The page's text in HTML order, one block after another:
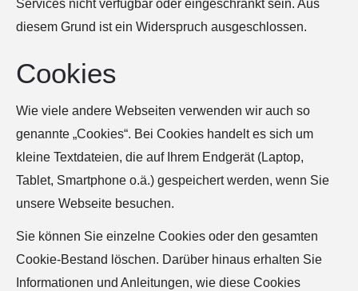
Services nicht verfügbar oder eingeschränkt sein. Aus
diesem Grund ist ein Widerspruch ausgeschlossen.
Cookies
Wie viele andere Webseiten verwenden wir auch so
genannte „Cookies“. Bei Cookies handelt es sich um
kleine Textdateien, die auf Ihrem Endgerät (Laptop,
Tablet, Smartphone o.ä.) gespeichert werden, wenn Sie
unsere Webseite besuchen.
Sie können Sie einzelne Cookies oder den gesamten
Cookie-Bestand löschen. Darüber hinaus erhalten Sie
Informationen und Anleitungen, wie diese Cookies